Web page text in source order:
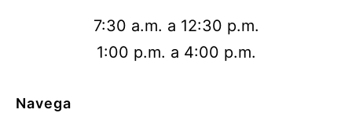
7:30 a.m. a 12:30 p.m.
1:00 p.m. a 4:00 p.m.
Navega